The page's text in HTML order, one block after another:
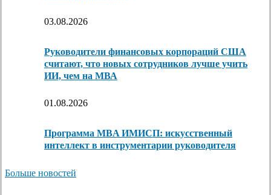
03.08.2026
Руководители финансовых корпораций США
считают, что новых сотрудников лучше учить
ИИ, чем на МВА
01.08.2026
Программа MBA ИМИСП: искусственный
интеллект в инструментарии руководителя
Больше новостей